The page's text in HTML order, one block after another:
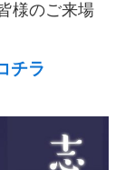
様のご来場
チラ